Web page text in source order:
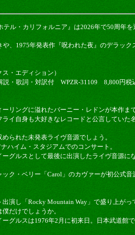
ル・カリフォルニア』は2026年で50周年を
、1975年発表作『呪われた夜』のデラック
・エディション）
説・歌詞・対訳付 WPZR-31109 8,800円税
リングに溢れたバーニー・レドンが本作ま
イ自身も大好きなレコードと公言していた
られた未発表ライヴ音源でしょう。
ハイム・スタジアムでのコンサート。
グルスとして最後に出演したライヴ音源に
ク・ベリー「Carol」のカヴァーが初公式
演し「Rocky Mountain Way」で盛り上がっ
だけでしょうか。
グルスは1976年2月に初来日。日本武道館